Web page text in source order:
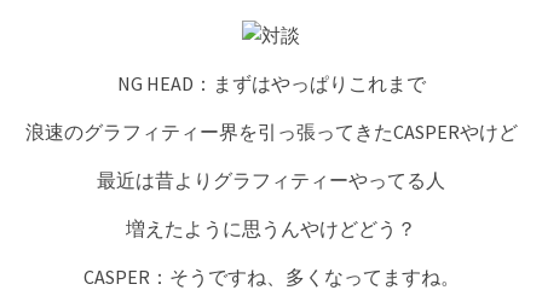
NG HEAD：まずはやっぱりこれまで
浪速のグラフィティー界を引っ張ってきたCASPERやけど
最近は昔よりグラフィティーやってる人
増えたように思うんやけどどう？
CASPER：そうですね、多くなってますね。